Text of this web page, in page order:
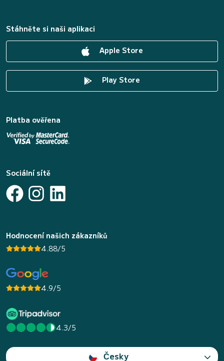
Stáhněte si naši aplikaci
Apple Store
Play Store
Platba ověřena
Sociální sítě
Hodnocení našich zákazníků
4.88/5
4.9/5
4.3/5
Česky